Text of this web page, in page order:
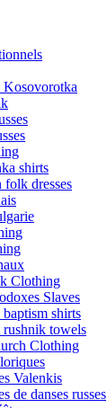
Kosovorotka
shirts
dresses
Clothing
Slaves
shirts
towels
Clothing
Valenkis
de danses russes